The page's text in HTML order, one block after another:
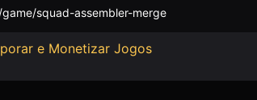
squad-assembler-merge
e Monetizar Jogos